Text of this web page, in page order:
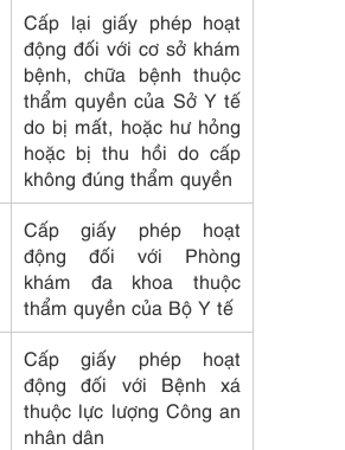
Cấp lại giấy phép hoạt
động đối với cơ sở khám
bệnh, chữa bệnh thuộc
thẩm quyền của Sở Y tế
do bị mất, hoặc hư hỏng
hoặc bị thu hồi do cấp
không đúng thẩm quyền
Cấp giấy phép hoạt
động đối với Phòng
khám đa khoa thuộc
thẩm quyền của Bộ Y tế
Cấp giấy phép hoạt
động đối với Bệnh xá
thuộc lực lượng Công an
nhân dân